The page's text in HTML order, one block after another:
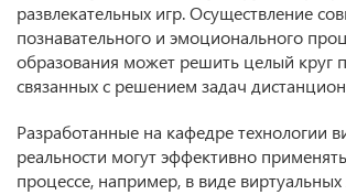
развлекательных игр. Осуществление
познавательного и эмоционального
образования может решить целый круг
связанных с решением задач
Разработанные на кафедре технологии
реальности могут эффективно
процессе, например, в виде